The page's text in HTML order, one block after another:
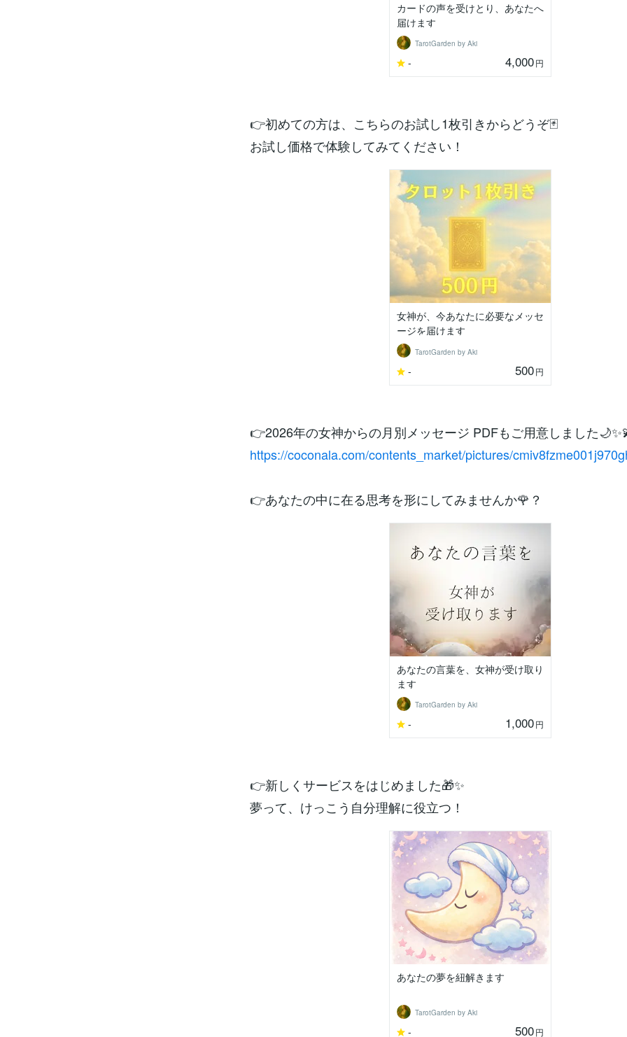
カードの声を受けとり、あなたへ
届けます
TarotGarden by Aki
- 4,000円
👉初めての方は、こちらのお試し1枚引きからどうぞ🃏
お試し価格で体験してみてください！
女神が、今あなたに必要なメッセ
ージを届けます
TarotGarden by Aki
- 500円
👉2026年の女神からの月別メッセージ PDFもご用意しました
https://coconala.com/contents_market/pictures/
👉あなたの中に在る思考を形にしてみませんか🌹？
あなたの言葉を、女神が受け取り
ます
TarotGarden by Aki
- 1,000円
👉新しくサービスをはじめました🎁✨
夢って、けっこう自分理解に役立つ！
あなたの夢を紐解きます
TarotGarden by Aki
- 500円